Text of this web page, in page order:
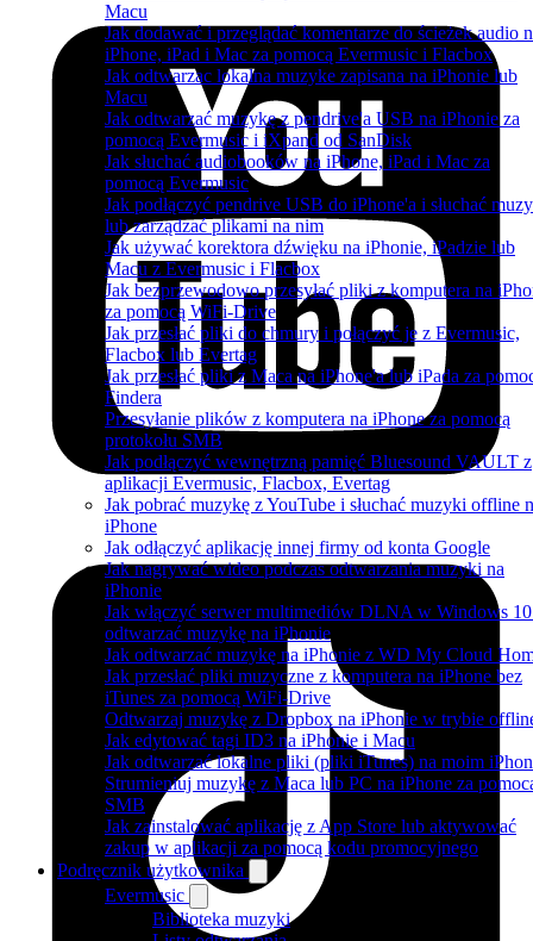
Macu
Jak dodawać i przeglądać komentarze do ścieżek audio
iPhone, iPad i Mac za pomocą Evermusic i Flacbox
Jak odtwarzac lokalna muzyke zapisana na iPhonie lub
Macu
Jak odtwarzać muzykę z pendrive'a USB na iPhonie za
pomocą Evermusic i iXpand od SanDisk
Jak słuchać audiobooków na iPhone, iPad i Mac za
pomocą Evermusic
Jak podłączyć pendrive USB do iPhone'a i słuchać
lub zarządzać plikami na nim
Jak używać korektora dźwięku na iPhonie, iPadzie lub
Macu z Evermusic i Flacbox
Jak bezprzewodowo przesyłać pliki z komputera na
za pomocą WiFi-Drive
Jak przesłać pliki do chmury i połączyć je z Evermusic,
Flacbox lub Evertag
Jak przesłać pliki z Maca na iPhone'a lub iPada za
Findera
Przesyłanie plików z komputera na iPhone za pomocą
protokołu SMB
Jak podłączyć wewnętrzną pamięć Bluesound VAULT z
aplikacji Evermusic, Flacbox, Evertag
Jak pobrać muzykę z YouTube i słuchać muzyki offline
iPhone
Jak odłączyć aplikację innej firmy od konta Google
Jak nagrywać wideo podczas odtwarzania muzyki na
iPhonie
Jak włączyć serwer multimediów DLNA w Windows
odtwarzać muzykę na iPhonie
Jak odtwarzać muzykę na iPhonie z WD My Cloud
Jak przesłać pliki muzyczne z komputera na iPhone bez
iTunes za pomocą WiFi-Drive
Odtwarzaj muzykę z Dropbox na iPhonie w trybie
Jak edytować tagi ID3 na iPhonie i Macu
Jak odtwarzać lokalne pliki (pliki iTunes) na moim
Strumieniuj muzykę z Maca lub PC na iPhone za
SMB
Jak zainstalować aplikację z App Store lub aktywować
zakup w aplikacji za pomocą kodu promocyjnego
Podręcznik użytkownika
Evermusic
Biblioteka muzyki